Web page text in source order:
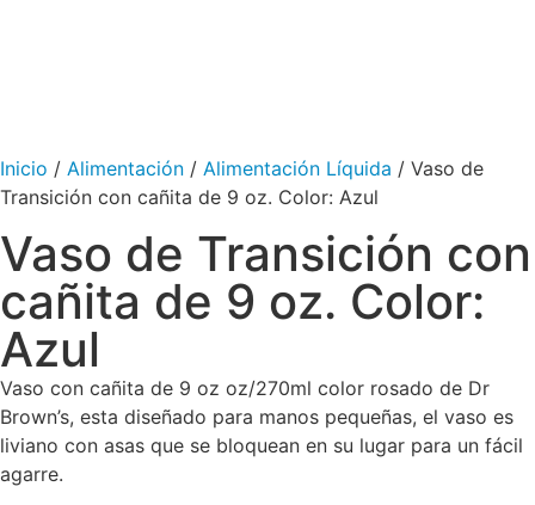
Inicio / Alimentación / Alimentación Líquida / Vaso de
Transición con cañita de 9 oz. Color: Azul
Vaso de Transición con
cañita de 9 oz. Color:
Azul
Vaso con cañita de 9 oz oz/270ml color rosado de Dr
Brown’s, esta diseñado para manos pequeñas, el vaso es
liviano con asas que se bloquean en su lugar para un fácil
agarre.